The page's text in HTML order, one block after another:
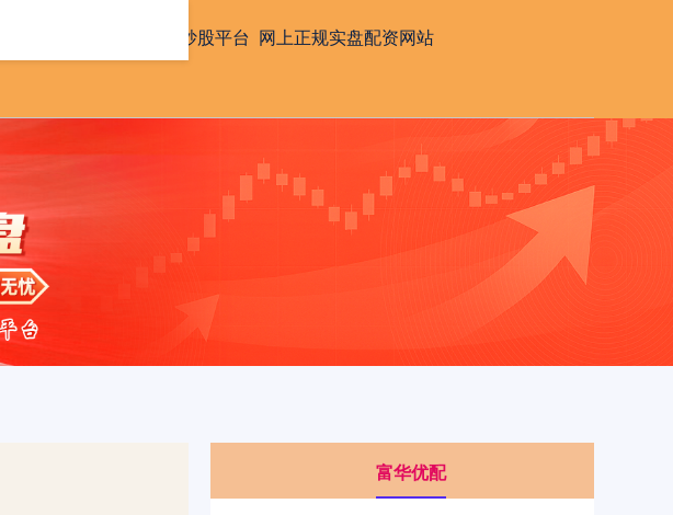
配资炒股平台 网上正规实盘配资网站
富华优配